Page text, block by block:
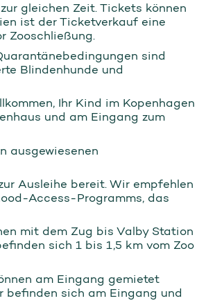
gleichen Zeit. Tickets können
ist der Ticketverkauf eine
Zooschließung.
sind
Blindenhunde und
Ihr Kind im Kopenhagen
und am Eingang zum
ausgewiesenen
Ausleihe bereit. Wir empfehlen
Access-Programms, das
mit dem Zug bis Valby Station
sich 1 bis 1,5 km vom Zoo
am Eingang gemietet
befinden sich am Eingang und